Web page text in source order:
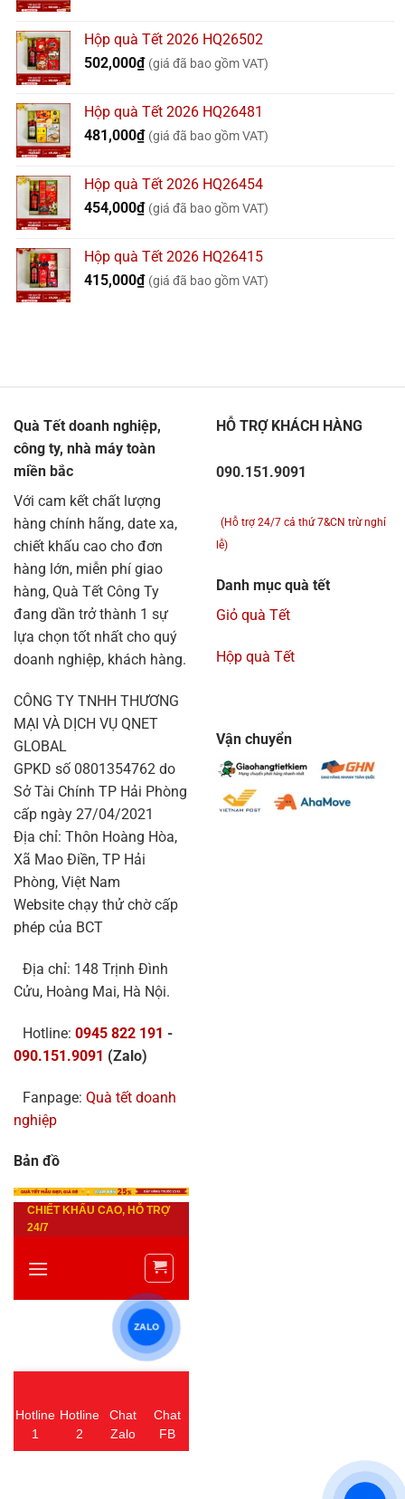
Hộp quà Tết 2026 HQ26502
502,000₫ (giá đã bao gồm VAT)
Hộp quà Tết 2026 HQ26481
481,000₫ (giá đã bao gồm VAT)
Hộp quà Tết 2026 HQ26454
454,000₫ (giá đã bao gồm VAT)
Hộp quà Tết 2026 HQ26415
415,000₫ (giá đã bao gồm VAT)
Quà Tết doanh nghiệp,
công ty, nhà máy toàn
miền bắc
Với cam kết chất lượng
hàng chính hãng, date xa,
chiết khấu cao cho đơn
hàng lớn, miễn phí giao
hàng, Quà Tết Công Ty
đang dần trở thành 1 sự
lựa chọn tốt nhất cho quý
doanh nghiệp, khách hàng.
CÔNG TY TNHH THƯƠNG
MẠI VÀ DỊCH VỤ QNET
GLOBAL
GPKD số 0801354762 do
Sở Tài Chính TP Hải Phòng
cấp ngày 27/04/2021
Địa chỉ: Thôn Hoàng Hòa,
Xã Mao Điền, TP Hải
Phòng, Việt Nam
Website chạy thử chờ cấp
phép của BCT
Địa chỉ: 148 Trịnh Đình
Cửu, Hoàng Mai, Hà Nội.
Hotline: 0945 822 191 -
090.151.9091 (Zalo)
Fanpage: Quà tết doanh
nghiệp
Bản đồ
HỖ TRỢ KHÁCH HÀNG
090.151.9091
(Hỗ trợ 24/7 cả thứ 7&CN trừ nghỉ
lễ)
Danh mục quà tết
Giỏ quà Tết
Hộp quà Tết
Vận chuyển